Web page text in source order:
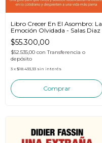
Libro Crecer En El Asombro: La
Emoción Olvidada - Salas Diaz
$55.300,00
$52.535,00 con Transferencia o
depósito
3 x $18.433,33 sin interés